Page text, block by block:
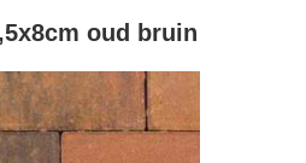
oud bruin